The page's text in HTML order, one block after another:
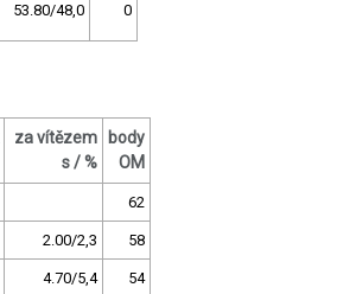
53.80/48,0 0
za vítězem
s / %
body
OM
62
2.00/2,3 58
4.70/5,4 54